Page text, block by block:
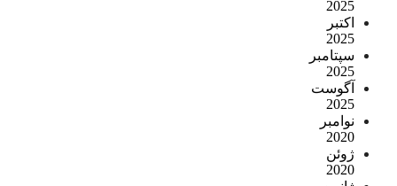
2025
اکتبر
2025
سپتامبر
2025
آگوست
2025
نوامبر
2020
ژوئن
2020